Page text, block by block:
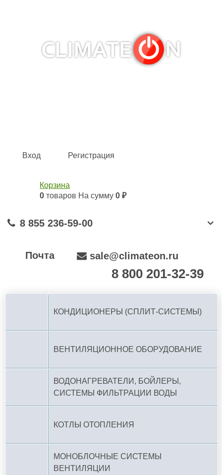
Вход Регистрация
Корзина
0 товаров На сумму 0 ₽
8 855 236-59-00
Почта sale@climateon.ru
8 800 201-32-39
КОНДИЦИОНЕРЫ (СПЛИТ-СИСТЕМЫ)
ВЕНТИЛЯЦИОННОЕ ОБОРУДОВАНИЕ
ВОДОНАГРЕВАТЕЛИ, БОЙЛЕРЫ,
СИСТЕМЫ ФИЛЬТРАЦИИ ВОДЫ
КОТЛЫ ОТОПЛЕНИЯ
МОНОБЛОЧНЫЕ СИСТЕМЫ
ВЕНТИЛЯЦИИ